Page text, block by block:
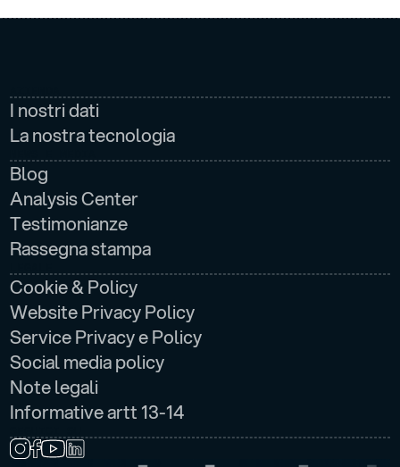
I nostri dati
La nostra tecnologia
Blog
Analysis Center
Testimonianze
Rassegna stampa
Cookie & Policy
Website Privacy Policy
Service Privacy e Policy
Social media policy
Note legali
Informative artt 13-14